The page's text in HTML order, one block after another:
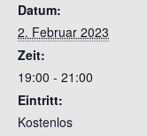
Datum:
2. Februar 2023
Zeit:
19:00 - 21:00
Eintritt:
Kostenlos